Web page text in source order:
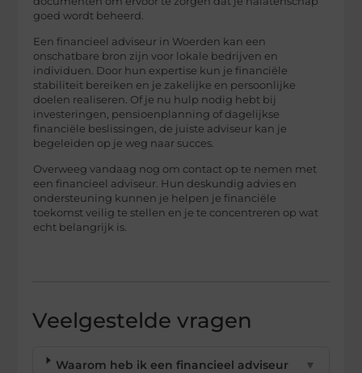
goed wordt beheerd.
Een financieel adviseur in Woerden kan een
onschatbare bron zijn voor lokale bedrijven en
individuen. Door hun expertise kun je financiële
stabiliteit bereiken en je zakelijke en persoonlijke
doelen realiseren. Of je nu hulp nodig hebt bij
investeringen, pensioenplanning of dagelijkse
financiële beslissingen, de juiste adviseur kan je
begeleiden op je weg naar succes.
Overweeg vandaag nog om contact op te nemen met
een financieel adviseur. Hun deskundig advies en
ondersteuning kunnen je helpen je financiële
toekomst veilig te stellen en je te concentreren op wat
echt belangrijk is.
Veelgestelde vragen
Waarom heb ik een financieel adviseur
▼